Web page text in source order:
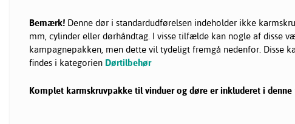
Bemærk! Denne dør i standardudførelsen indeholder ikke
mm, cylinder eller dørhåndtag. I visse tilfælde kan nogle af disse
kampagnepakken, men dette vil tydeligt fremgå nedenfor. Disse
findes i kategorien Dørtilbehør
Komplet karmskruvpakke til vinduer og døre er inkluderet i denne